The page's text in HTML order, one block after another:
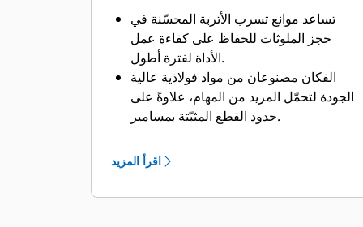
ماكينات Cat مبرمجة مسبقًا بإعدادات الأداء
المثالية للكلاَّب لزيادة توافق الماكينة
تساعد موانع تسرب الأتربة المحسّنة في
حجز الملوثات للحفاظ على كفاءة عمل
الأداة لفترة أطول.
الفكان مصنوعان من مواد فولاذية عالية
الجودة لتحمّل المزيد من المهام، علاوةً على
حدود القطع المثبّتة بمسامير.
إلى كل نقاط التشحيم واللوحات القابلة
اقرأ المزيد